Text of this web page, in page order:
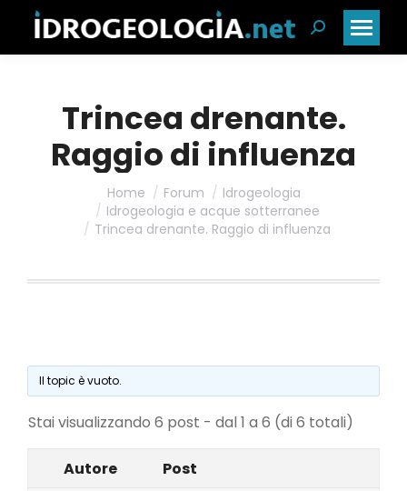
Cerca:
Trincea drenante.
Raggio di influenza
Home Forum
Idrogeologia
Idrogeologia e acque sotterranee
Trincea drenante. Raggio di influenza
Il topic è vuoto.
Stai visualizzando 6 post - dal 1 a 6 (di 6 totali)
Autore
Post